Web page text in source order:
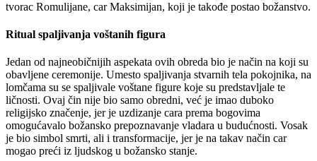
tvorac Romulijane, car Maksimijan, koji je takođe postao božanstvo.
Ritual spaljivanja voštanih figura
Jedan od najneobičnijih aspekata ovih obreda bio je način na koji su
obavljene ceremonije. Umesto spaljivanja stvarnih tela pokojnika, na
lomčama su se spaljivale voštane figure koje su predstavljale te
ličnosti. Ovaj čin nije bio samo obredni, već je imao duboko
religijsko značenje, jer je uzdizanje cara prema bogovima
omogućavalo božansko prepoznavanje vladara u budućnosti. Vosak
je bio simbol smrti, ali i transformacije, jer je na takav način car
mogao preći iz ljudskog u božansko stanje.